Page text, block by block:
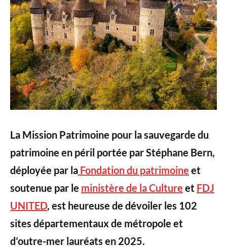
La Mission Patrimoine pour la sauvegarde du
patrimoine en péril portée par Stéphane Bern,
déployée par la Fondation du patrimoine et
soutenue par le ministère de la Culture et FDJ
UNITED, est heureuse de dévoiler les 102
sites départementaux de métropole et
d’outre-mer lauréats en 2025.